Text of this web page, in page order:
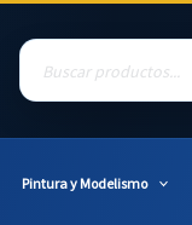
Products
search
Pintura y Modelismo